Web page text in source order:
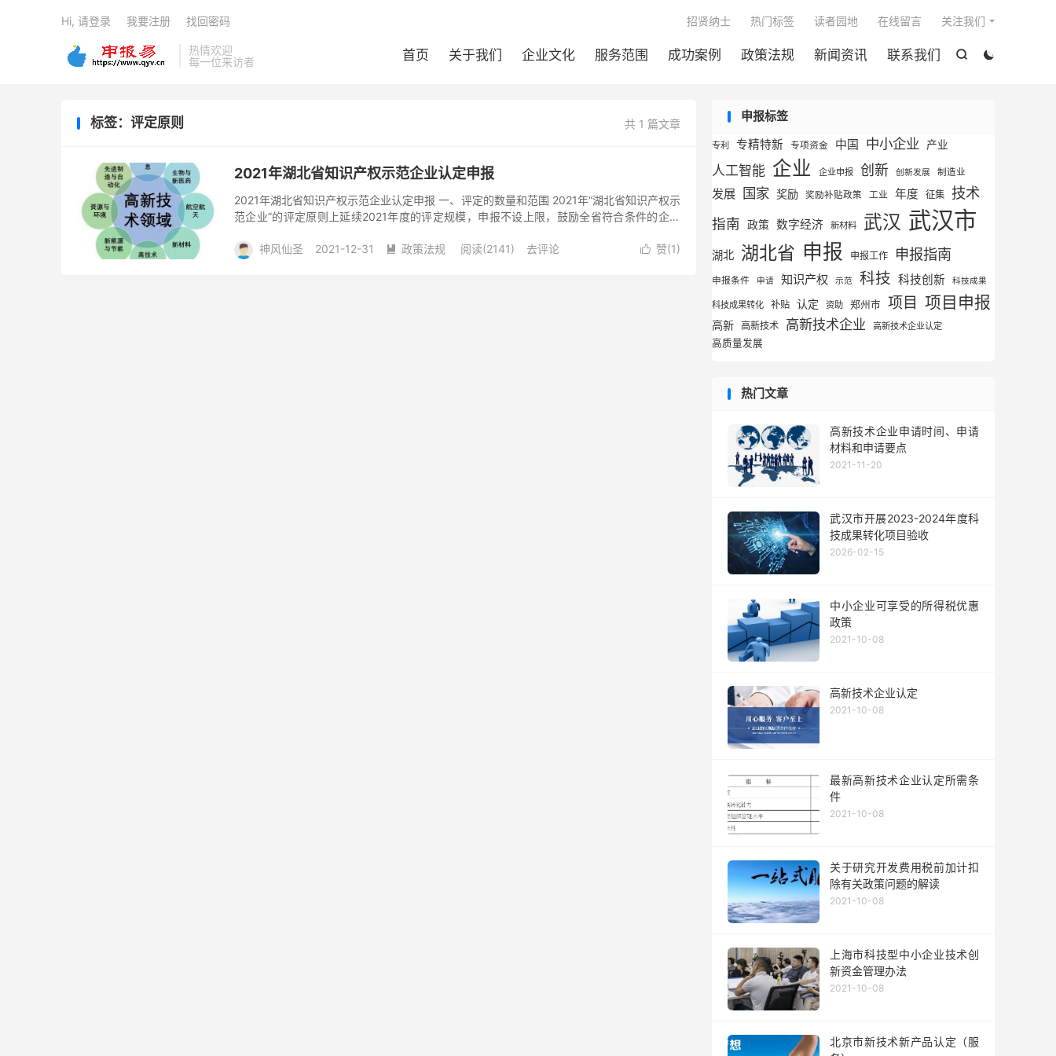
热情欢迎
每一位来访者


首页 关于我们 企业文化 服务范围 成功案例 政策法规 新闻资讯 联系我们
招贤纳士 热门标签 读者园地 在线留言 关注我们
Hi, 请登录 我要注册 找回密码
共 1 篇文章
标签：评定原则
2021年湖北省知识产权示范企业认定申报
2021年湖北省知识产权示范企业认定申报 一、评定的数量和范围 2021年“湖北省知识产权示
范企业”的评定原则上延续2021年度的评定规模，申报不设上限，鼓励全省符合条件的企业
 赞(1)
神风仙圣 2021-12-31  政策法规 阅读(2141) 去评论
申报标签
专利 专精特新 专项资金 中国 中小企业 产业
人工智能 企业 企业申报 创新 创新发展 制造业
发展 国家 奖励 奖励补贴政策 工业 年度 征集 技术
指南 政策 数字经济 新材料 武汉 武汉市
湖北 湖北省 申报 申报工作 申报指南
申报条件 申请 知识产权 示范 科技 科技创新 科技成果
科技成果转化 补贴 认定 资助 郑州市 项目 项目申报
高新 高新技术 高新技术企业 高新技术企业认定
高质量发展
热门文章
高新技术企业申请时间、申请
材料和申请要点
2021-11-20
武汉市开展2023-2024年度科
技成果转化项目验收
2026-02-15
中小企业可享受的所得税优惠
政策
2021-10-08
高新技术企业认定
2021-10-08
最新高新技术企业认定所需条
件
2021-10-08
关于研究开发费用税前加计扣
除有关政策问题的解读
2021-10-08
上海市科技型中小企业技术创
新资金管理办法
2021-10-08
北京市新技术新产品认定（服